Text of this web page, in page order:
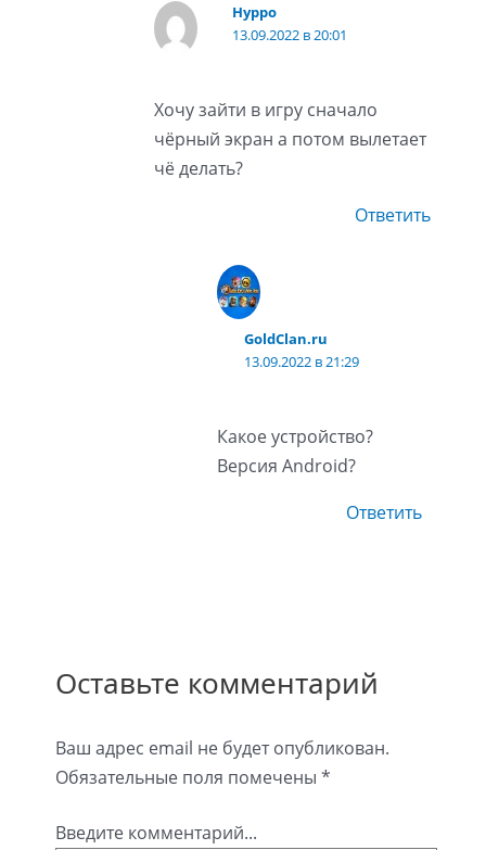
Нурро
13.09.2022 в 20:01
Хочу зайти в игру сначало
чёрный экран а потом вылетает
чё делать?
Ответить
GoldClan.ru
13.09.2022 в 21:29
Какое устройство?
Версия Android?
Ответить
Оставьте комментарий
Ваш адрес email не будет опубликован.
Обязательные поля помечены *
Введите комментарий...